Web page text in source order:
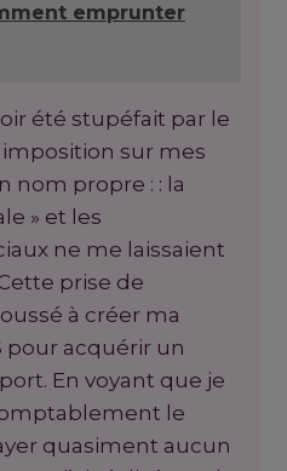
emprunter
été stupéfait par le
sur mes
nom propre : : la
» et les
ne me laissaient
prise de
à créer ma
pour acquérir un
En voyant que je
le
quasiment aucun